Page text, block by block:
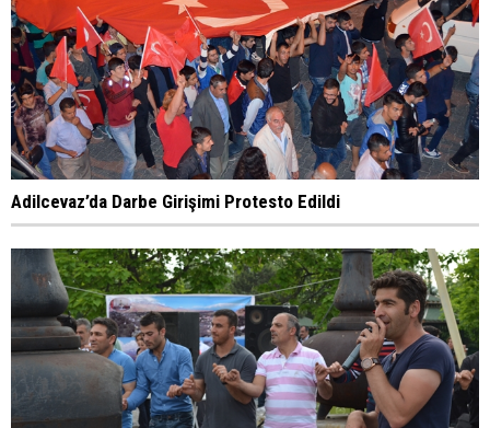
Adilcevaz’da Darbe Girişimi Protesto Edildi